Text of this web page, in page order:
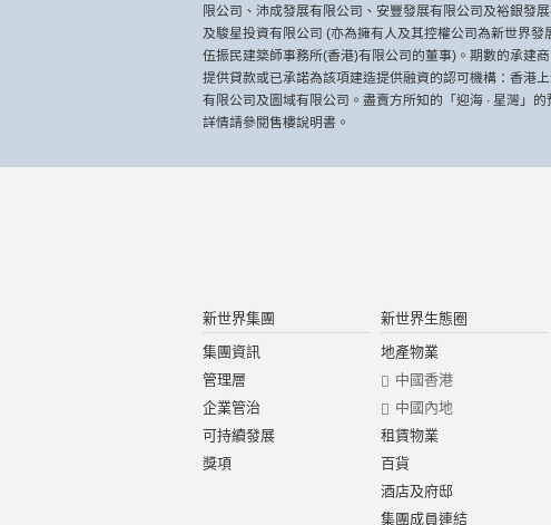
限公司、沛成發展有限公司、安豐發展有限公司及裕銀發
及駿星投資有限公司 (亦為擁有人及其控權公司為新世界
伍振民建築師事務所(香港)有限公司的董事)。期數的承建
提供貸款或已承諾為該項建造提供融資的認可機構：香港
有限公司及圖域有限公司。盡賣方所知的「迎海 ∙ 星灣」
詳情請參閱售樓說明書。
新世界集團
集團資訊
管理層
企業管治
可持續發展
獎項
新世界生態圈
地產物業
中國香港
中國內地
租賃物業
百貨
酒店及府邸
集團成員連結